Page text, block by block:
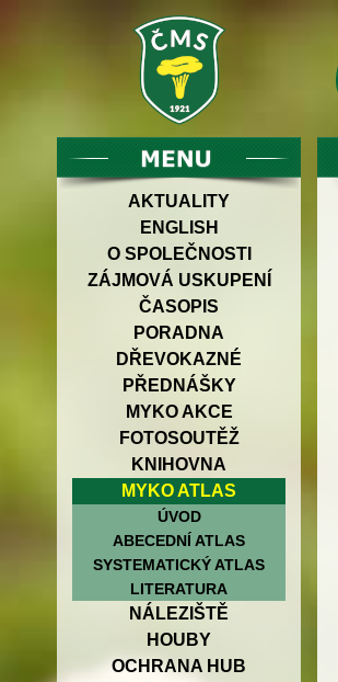
AKTUALITY
ENGLISH
O SPOLEČNOSTI
ZÁJMOVÁ USKUPENÍ
ČASOPIS
PORADNA
DŘEVOKAZNÉ
PŘEDNÁŠKY
MYKO AKCE
FOTOSOUTĚŽ
KNIHOVNA
MYKO ATLAS
ÚVOD
ABECEDNÍ ATLAS
SYSTEMATICKÝ ATLAS
LITERATURA
NÁLEZIŠTĚ
HOUBY
OCHRANA HUB